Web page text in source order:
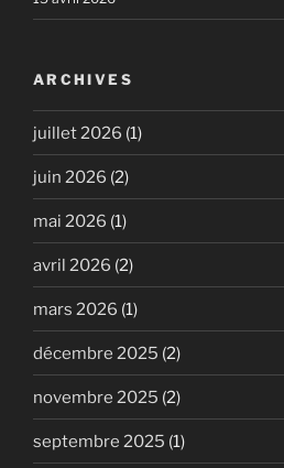
ARCHIVES
juillet 2026 (1)
juin 2026 (2)
mai 2026 (1)
avril 2026 (2)
mars 2026 (1)
décembre 2025 (2)
novembre 2025 (2)
septembre 2025 (1)